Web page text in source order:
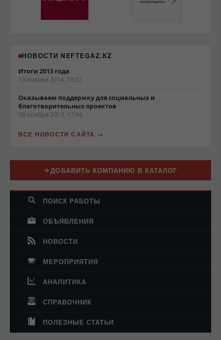
ДОБАВИТЬ КОМПАНИЮ В КАТАЛОГ
ПОИСК РАБОТЫ
ОБЪЯВЛЕНИЯ
НОВОСТИ
МЕРОПРИЯТИЯ
АНАЛИТИКА
СПРАВОЧНИК
ПОЛЕЗНЫЕ СТАТЬИ
НОВОСТИ NEFTEGAZ.KZ
Итоги 2013 года
13 января 2014, 19:22
Оказываем поддержку для социальных и
благотворительных проектов
08 ноября 2013, 17:44
ВСЕ НОВОСТИ САЙТА